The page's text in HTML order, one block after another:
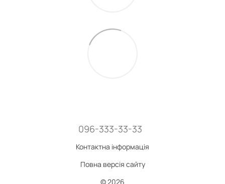
096-333-33-33
Контактна інформація
Повна версія сайту
© 2026